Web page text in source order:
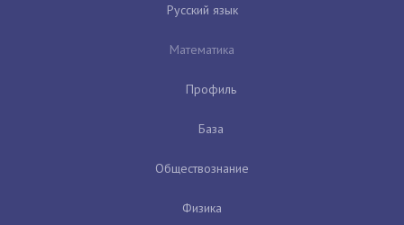
Русский язык
Математика
Профиль
База
Обществознание
Физика